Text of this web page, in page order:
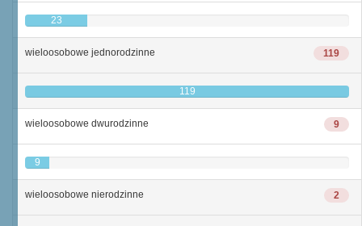
23
119
wieloosobowe jednorodzinne
119
9
wieloosobowe dwurodzinne
9
2
wieloosobowe nierodzinne